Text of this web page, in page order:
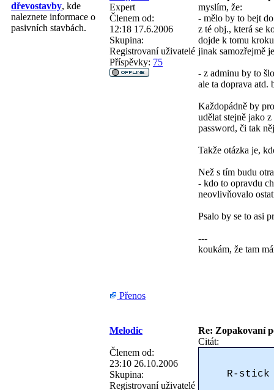
dřevostavby, kde
naleznete informace o
pasivních stavbách.
Expert
Členem od:
12:18 17.6.2006
Skupina:
Registrovaní uživatelé
Příspěvky: 75
myslím, že:
- mělo by to bejt
z té obj., která se
dojde k tomu
jinak samozřejmě
- z adminu by to
ale ta doprava atd.
Každopádně by
udělat stejně jako
password, či tak
Takže otázka je,
Než s tím budu
- kdo to opravdu
neovlivňovalo
Psalo by se to asi
---
koukám, že tam
Přenos
Melodic Re: Zopakovaní
Členem od:
23:10 26.10.2006
Skupina:
Registrovaní uživatelé
Citát:
R-stick